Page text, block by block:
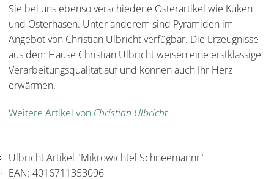
Sie bei uns ebenso verschiedene Osterartikel wie Küken
und Osterhasen. Unter anderem sind Pyramiden im
Angebot von Christian Ulbricht verfügbar. Die Erzeugnisse
aus dem Hause Christian Ulbricht weisen eine erstklassige
Verarbeitungsqualität auf und können auch Ihr Herz
erwärmen.
Weitere Artikel von Christian Ulbricht
Ulbricht Artikel "Mikrowichtel Schneemannr"
EAN: 4016711353096